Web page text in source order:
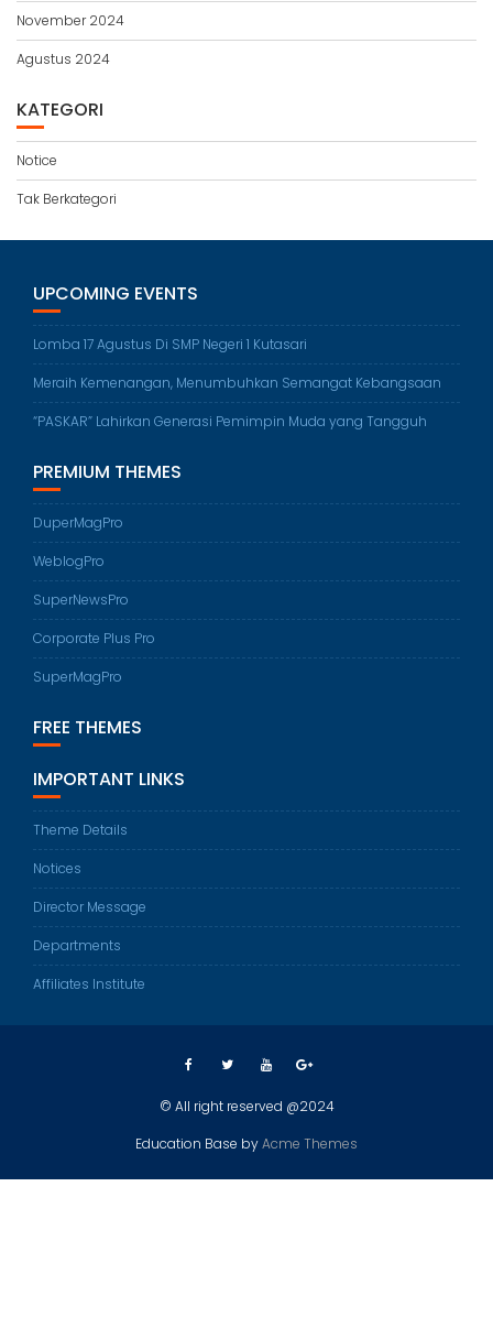
November 2024
Agustus 2024
KATEGORI
Notice
Tak Berkategori
UPCOMING EVENTS
Lomba 17 Agustus Di SMP Negeri 1 Kutasari
Meraih Kemenangan, Menumbuhkan Semangat Kebangsaan
“PASKAR” Lahirkan Generasi Pemimpin Muda yang Tangguh
PREMIUM THEMES
DuperMagPro
WeblogPro
SuperNewsPro
Corporate Plus Pro
SuperMagPro
FREE THEMES
IMPORTANT LINKS
Theme Details
Notices
Director Message
Departments
Affiliates Institute
© All right reserved @2024
Education Base byAcme Themes